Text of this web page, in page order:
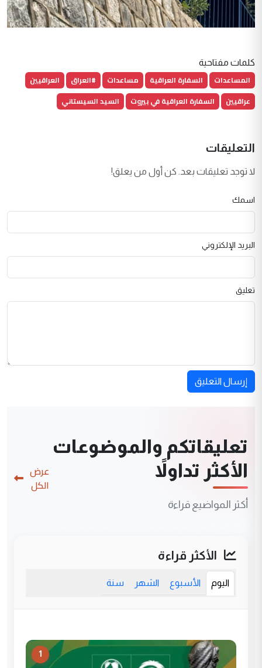
كلمات مفتاحية
المساعدات السفارة العراقية مساعدات #العراق
العراقيين
عراقيين
السفارة العراقية في بيروت السيد السيستاني
التعليقات
لا توجد تعليقات بعد. كن أول من يعلق!
اسمك
البريد الإلكتروني
تعليق
إرسال التعليق
تعليقاتكم والموضوعات
الأكثر تداولاً
أكثر المواضيع قراءة
عرض
الكل
الأكثر قراءة
اليوم الأسبوع الشهر سنة
1